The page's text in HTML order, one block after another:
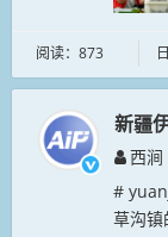
阅读：873
新疆
西涧
#
草沟镇